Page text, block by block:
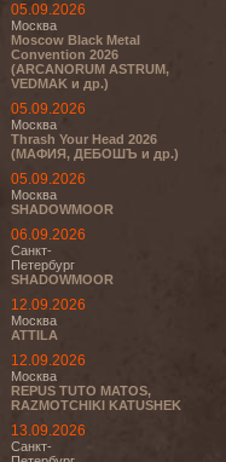
05.09.2026
Москва
Moscow Black Metal
Convention 2026
(ARCANORUM ASTRUM,
VEDMAK и др.)
05.09.2026
Москва
Thrash Your Head 2026
(МАФИЯ, ДЕБОШЪ и др.)
05.09.2026
Москва
SHADOWMOOR
06.09.2026
Санкт-
Петербург
SHADOWMOOR
12.09.2026
Москва
ATTILA
12.09.2026
Москва
REPUS TUTO MATOS,
RAZMOTCHIKI KATUSHEK
13.09.2026
Санкт-